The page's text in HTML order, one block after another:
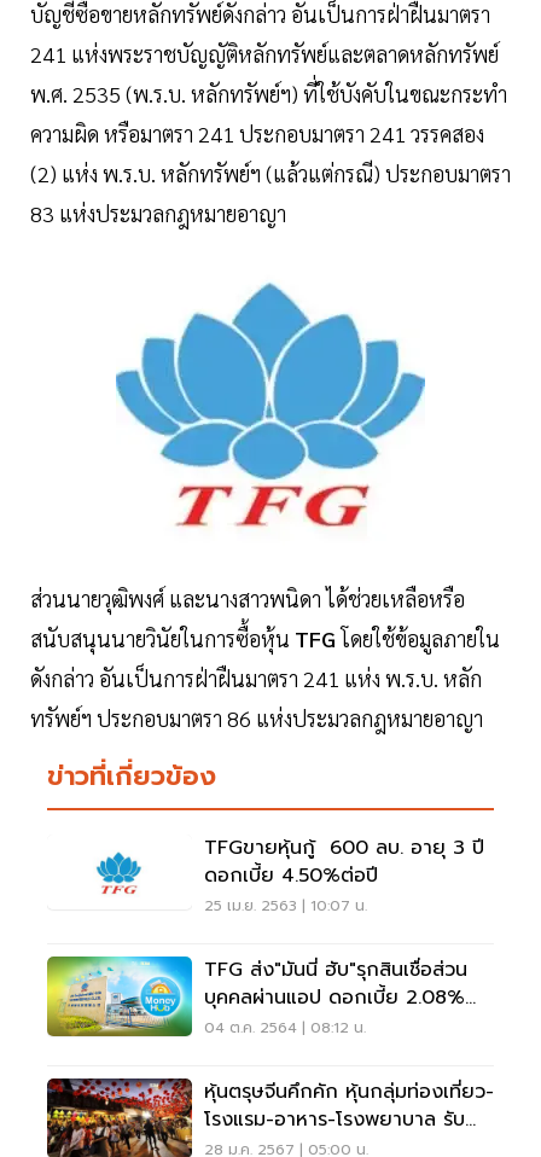
บัญชีซื้อขายหลักทรัพย์ดังกล่าว อันเป็นการฝ่าฝืนมาตรา
241 แห่งพระราชบัญญัติหลักทรัพย์และตลาดหลักทรัพย์
พ.ศ. 2535 (พ.ร.บ. หลักทรัพย์ฯ) ที่ใช้บังคับในขณะกระทำ
ความผิด หรือมาตรา 241 ประกอบมาตรา 241 วรรคสอง
(2) แห่ง พ.ร.บ. หลักทรัพย์ฯ (แล้วแต่กรณี) ประกอบมาตรา
83 แห่งประมวลกฎหมายอาญา
ส่วนนายวุฒิพงศ์ และนางสาวพนิดา ได้ช่วยเหลือหรือ
สนับสนุนนายวินัยในการซื้อหุ้น TFGโดยใช้ข้อมูลภายใน
ดังกล่าว อันเป็นการฝ่าฝืนมาตรา 241 แห่ง พ.ร.บ. หลัก
ทรัพย์ฯ ประกอบมาตรา 86 แห่งประมวลกฎหมายอาญา
ข่าวที่เกี่ยวข้อง
TFGขายหุ้นกู้ 600 ลบ. อายุ 3 ปี
ดอกเบี้ย 4.50%ต่อปี
25 เม.ย. 2563 | 10:07 น.
TFG ส่ง"มันนี่ ฮับ"รุกสินเชื่อส่วน
บุคคลผ่านแอป ดอกเบี้ย 2.08%
ต่อเดือน
04 ต.ค. 2564 | 08:12 น.
หุ้นตรุษจีนคึกคัก หุ้นกลุ่มท่องเที่ยว-
โรงแรม-อาหาร-โรงพยาบาล รับ
อานิสงส์
28 ม.ค. 2567 | 05:00 น.